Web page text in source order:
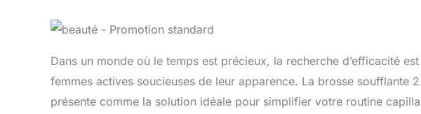
Dans un monde où le temps est précieux, la recherche d’efficacité
femmes actives soucieuses de leur apparence. La brosse soufflante
présente comme la solution idéale pour simplifier votre routine